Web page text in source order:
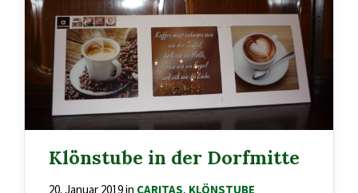
Klönstube in der Dorfmitte
20. Januar 2019in CARITAS, KLÖNSTUBE